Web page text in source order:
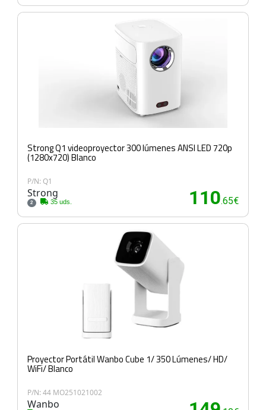
Strong Q1 videoproyector 300 lúmenes ANSI LED 720p
(1280x720) Blanco
P/N: Q1
Strong
2 35 uds. 110.65€
Proyector Portátil Wanbo Cube 1/ 350 Lúmenes/ HD/
WiFi/ Blanco
P/N: 44 MO251021002
Wanbo